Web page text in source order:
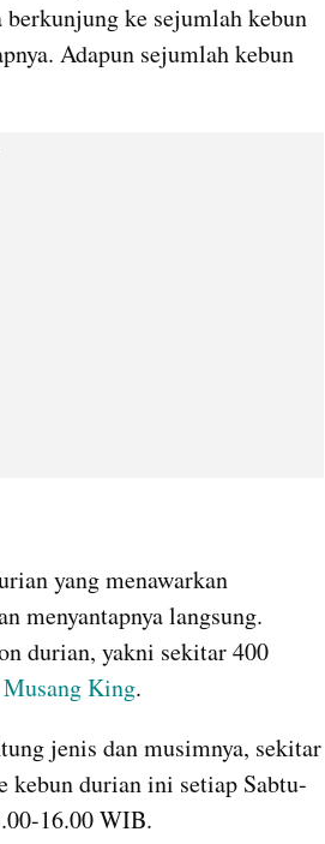
ke sejumlah kebun
Adapun sejumlah kebun
yang menawarkan
menyantapnya langsung.
durian, yakni sekitar 400
King.
jenis dan musimnya, sekitar
kebun durian ini setiap Sabtu-
16.00 WIB.